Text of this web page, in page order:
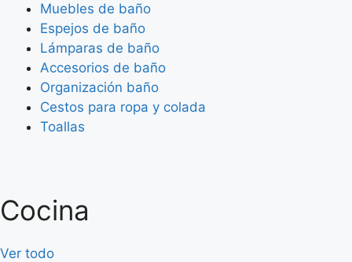
Muebles de baño
Espejos de baño
Lámparas de baño
Accesorios de baño
Organización baño
Cestos para ropa y colada
Toallas
Cocina
Ver todo